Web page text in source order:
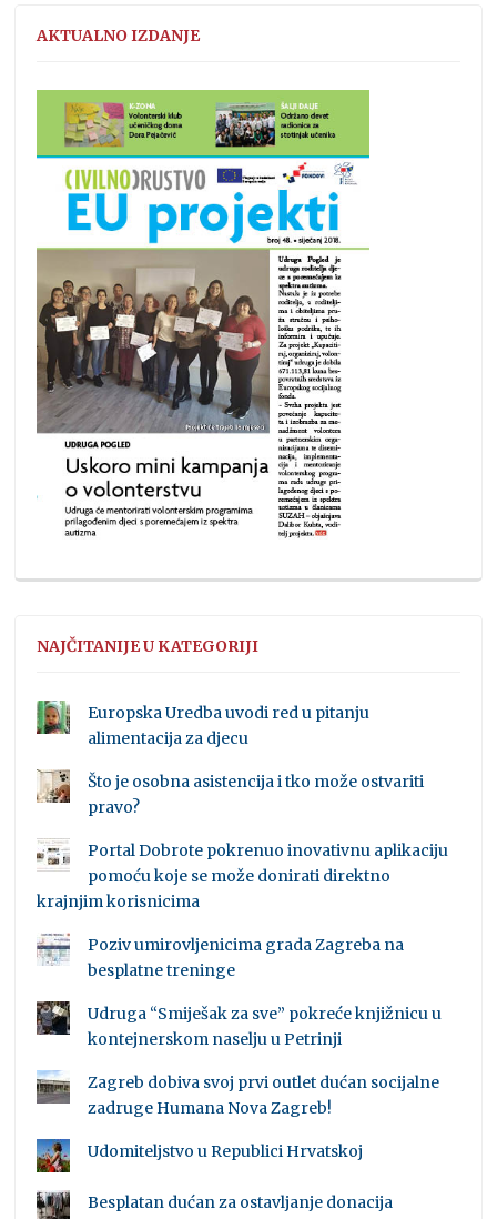
AKTUALNO IZDANJE
NAJČITANIJE U KATEGORIJI
Europska Uredba uvodi red u pitanju
alimentacija za djecu
Što je osobna asistencija i tko može ostvariti
pravo?
Portal Dobrote pokrenuo inovativnu aplikaciju
pomoću koje se može donirati direktno
krajnjim korisnicima
Poziv umirovljenicima grada Zagreba na
besplatne treninge
Udruga “Smiješak za sve” pokreće knjižnicu u
kontejnerskom naselju u Petrinji
Zagreb dobiva svoj prvi outlet dućan socijalne
zadruge Humana Nova Zagreb!
Udomiteljstvo u Republici Hrvatskoj
Besplatan dućan za ostavljanje donacija